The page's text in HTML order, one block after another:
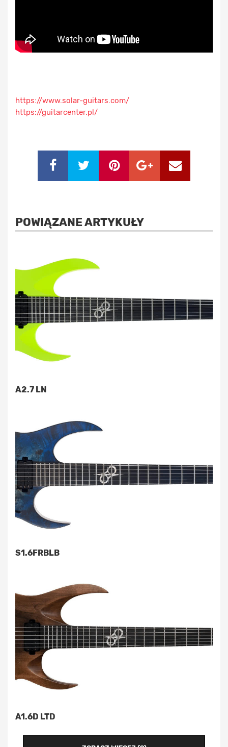
https://www.solar-guitars.com/
https://guitarcenter.pl/
POWIĄZANE ARTYKUŁY
A2.7 LN
S1.6FRBLB
A1.6D LTD